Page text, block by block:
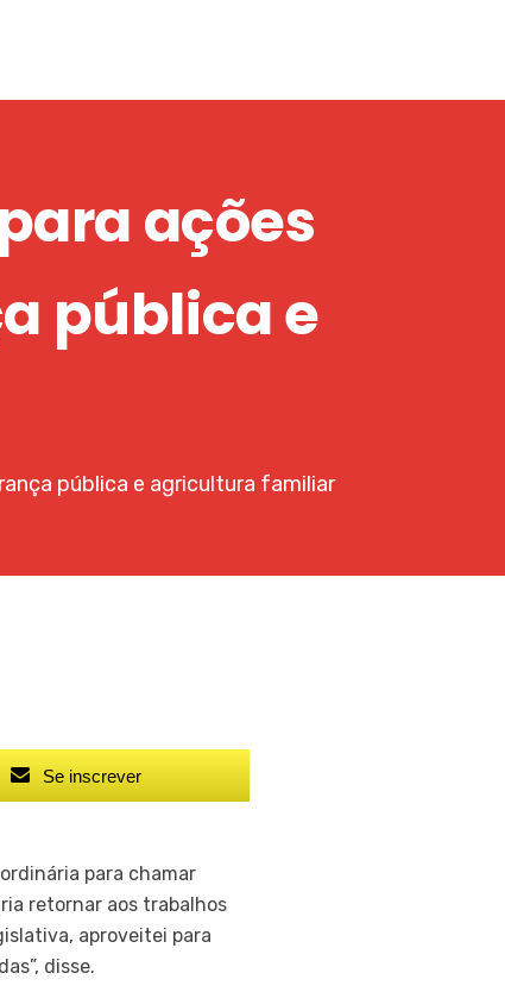
ações
pública e
pública e agricultura familiar
Se inscrever
para chamar
retornar aos trabalhos
aproveitei para
disse.